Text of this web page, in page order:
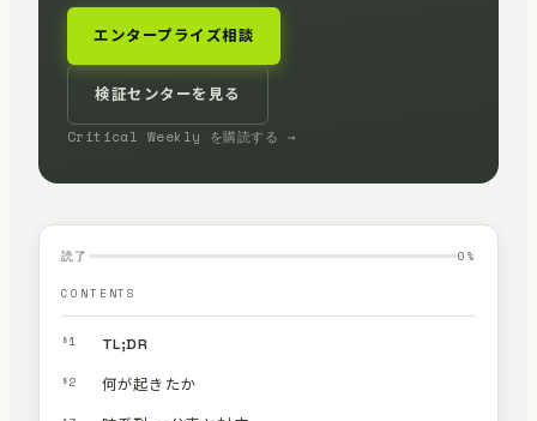
エンタープライズ相談
検証センターを見る
Critical Weekly を購読する →
読了 0 %
CONTENTS
§1 TL;DR
§2 何が起きたか